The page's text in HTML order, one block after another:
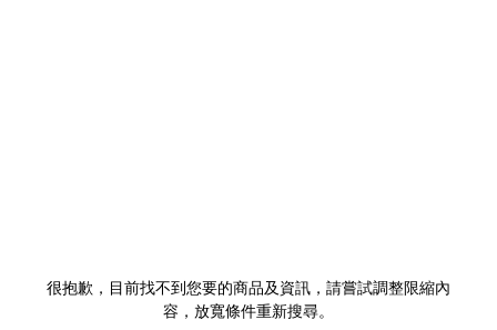
很抱歉，目前找不到您要的商品及資訊，請嘗試調整限縮內
容，放寬條件重新搜尋。